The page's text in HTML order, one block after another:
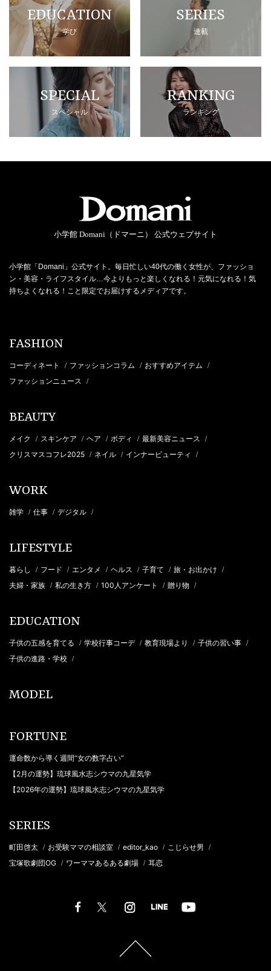
EDUCATION
学び
SERIES
連載
SPECIAL
スペシャル
RANKING
ランキング
小学館 Domani（ドマーニ） 公式ウェブサイト
小学館「Domani」公式サイト。毎日忙しい40代の働く女性が、ファッショ
ン・美容・ライフスタイル…今よりもっと楽しくなれる！元気になれる！気
持ちよくなれる！こと限定でお届けするメディアです。
FASHION
コーディネート / ファッションコラム / おすすめアイテム /
ファッションニュース /
BEAUTY
メイク / スキンケア / ヘア / ボディ / 最新美容ニュース /
クリスマスコフレ2025 / ネイル / インナービューティ /
WORK
雑学 / 仕事 / デジタル /
LIFESTYLE
暮らし / フード / エンタメ / ヘルス / 子育て / 旅・お出かけ /
夫婦・家族 / 私の生き方 / 100人アンケート / 贈り物 /
EDUCATION
子供の五感を育てる / 学校行事コーデ / 教育現場より / 子供の習い事 /
子供の進路・学校 /
MODEL
FORTUNE
運命数から導く週間“女の数字占い”
【2月の運勢】琉球風水志シウマの九星気学
【2026年の運勢】琉球風水志シウマの九星気学
SERIES
町田啓太 / お受験ママの相談室 / editor_kao / こじらせ男 /
宝塚歌劇団OG / ワーママあるある劇場 / 耳恋